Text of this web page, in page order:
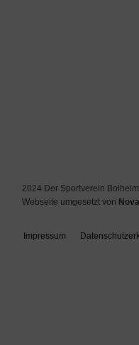
2024 Der Sportverein
Webseite umgesetzt von
Impressum